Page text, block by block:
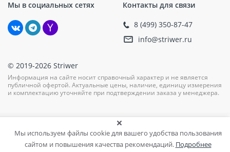
Тарельчатый элемент TERMOCLIP-кровля
предназначен для крепления различных кровельных
гидроизоляционных материалов на бетонные
поверхности. Он идеально подходит для работы как с
требующими надежной теплоизоляции и защиты от
влаги.
Инструкция по монтажу
её от пыли и грязи.
С помощью перфоратора сверлите отверстие
Мы в социальных сетях Контакты для связи
8 (499) 350-87-47
info@striwer.ru
© 2019-2026 Striwer
Информация на сайте носит справочный характер и не является
публичной офертой. Актуальные цены, наличие, единицу измерения
и комплектацию уточняйте при подтверждении заказа у менеджера.
Мы используем файлы cookie для вашего удобства пользования
сайтом и повышения качества рекомендаций. Подробнее